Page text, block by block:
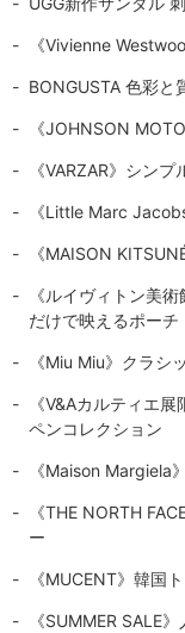
《Vivienne
BONGUSTA 色彩と
《JOHNSON
《VARZAR》シン
《Little Marc
《MAISON
《ルイヴィトン美
だけで映えるポーチ
《Miu Miu》クラシ
《V&Aカルティエ
ペンコレクション
《Maison Margiela
《THE NORTH
ー
《MUCENT》韓国
《SUMMER SALE